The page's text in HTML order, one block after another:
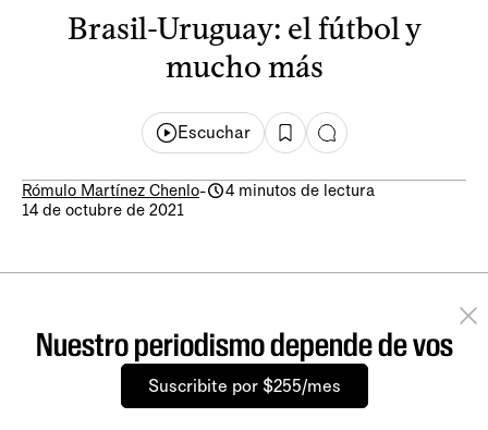
Brasil-Uruguay: el fútbol y
mucho más
Escuchar
Rómulo Martínez Chenlo-
4 minutos de lectura
14 de octubre de 2021
Nuestro periodismo depende de vos
Suscribite por $255/mes